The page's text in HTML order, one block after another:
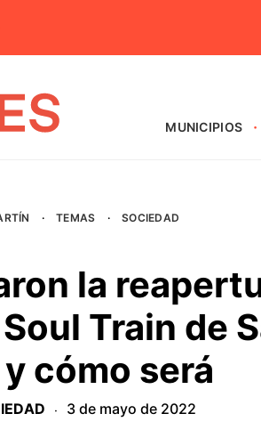
MUNICIPIOS
· TEMAS · SOCIEDAD
la
Train de
cómo será
· 3 de mayo de 2022